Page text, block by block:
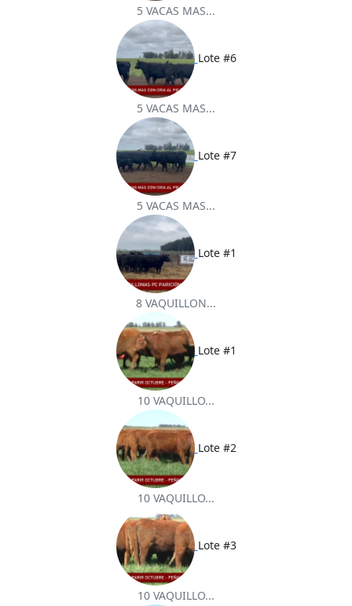
5 VACAS MAS...
Lote #6
5 VACAS MAS...
Lote #7
5 VACAS MAS...
Lote #1
8 VAQUILLON...
Lote #1
10 VAQUILLO...
Lote #2
10 VAQUILLO...
Lote #3
10 VAQUILLO...